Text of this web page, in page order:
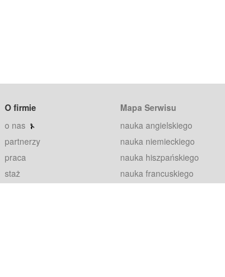
O firmie
o nas
partnerzy
praca
staż
Mapa Serwisu
nauka angielskiego
nauka niemieckiego
nauka hiszpańskiego
nauka francuskiego